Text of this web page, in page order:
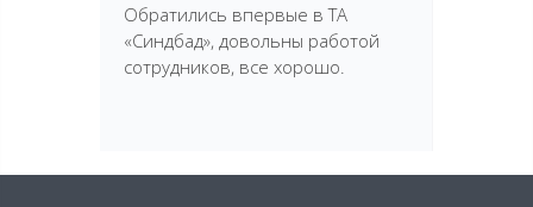
Обратились впервые в ТА
«Синдбад», довольны работой
сотрудников, все хорошо.